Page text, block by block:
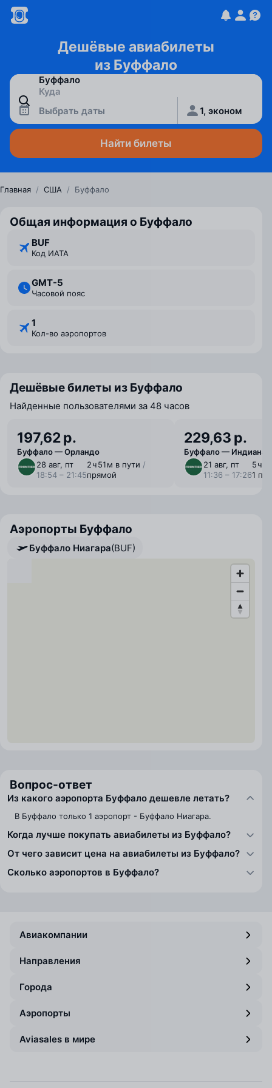
Дешёвые авиабилеты
из Буффало
Выбрать даты 1, эконом
Найти билеты
Главная / США / Буффало
Общая информация о Буффало
BUF
Код ИАТА
GMT-5
Часовой пояс
1
Кол-во аэропортов
Дешёвые билеты из Буффало
Найденные пользователями за 48 часов
197,62 р.
Буффало — Орландо
28 авг, пт
18:54 – 21:45
2 ⁠ч 51 ⁠м в пути /
прямой
229,63 р.
Буффало —
21 авг, пт
11:36 – 17:26
5 ⁠ч
1
Аэропорты Буффало
Буффало Ниагара(BUF)
Вопрос-ответ
Из какого аэропорта Буффало дешевле летать?
В Буффало только 1 аэропорт - Буффало Ниагара.
Когда лучше покупать авиабилеты из Буффало?
От чего зависит цена на авиабилеты из Буффало?
Сколько аэропортов в Буффало?
Авиакомпании
Направления
Города
Аэропорты
Aviasales в мире